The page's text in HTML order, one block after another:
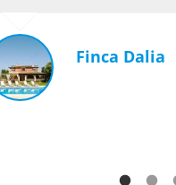
Finca Dalia